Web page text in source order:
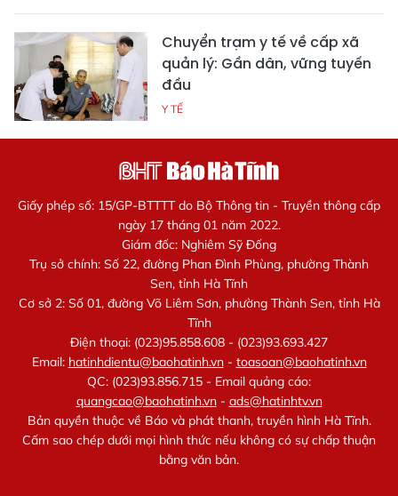
Chuyển trạm y tế về cấp xã
quản lý: Gần dân, vững tuyến
đầu
Y TẾ
Giấy phép số: 15/GP-BTTTT do Bộ Thông tin - Truyền thông cấp
ngày 17 tháng 01 năm 2022.
Giám đốc: Nghiêm Sỹ Đống
Trụ sở chính: Số 22, đường Phan Đình Phùng, phường Thành
Sen, tỉnh Hà Tĩnh
Cơ sở 2: Số 01, đường Võ Liêm Sơn, phường Thành Sen, tỉnh Hà
Tĩnh
Điện thoại: (023)95.858.608 - (023)93.693.427
Email: hatinhdientu@baohatinh.vn- toasoan@baohatinh.vn
QC: (023)93.856.715 - Email quảng cáo:
quangcao@baohatinh.vn- ads@hatinhtv.vn
Bản quyền thuộc về Báo và phát thanh, truyền hình Hà Tĩnh.
Cấm sao chép dưới mọi hình thức nếu không có sự chấp thuận
bằng văn bản.